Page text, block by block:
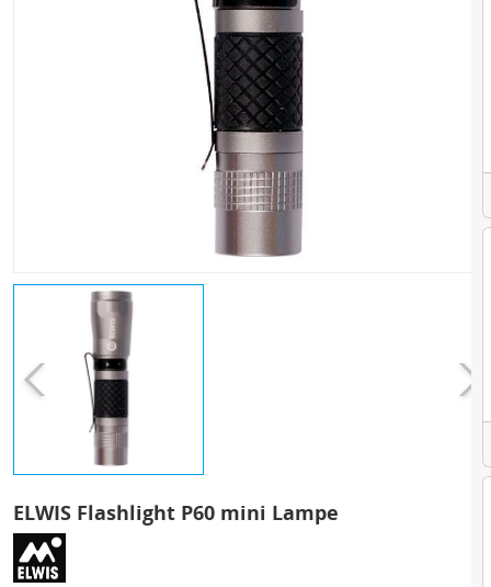
ELWIS Flashlight P60 mini Lampe